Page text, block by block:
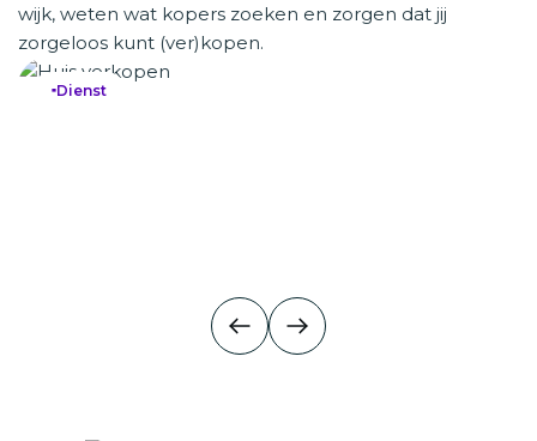
wijk, weten wat kopers zoeken en zorgen dat jij
zorgeloos kunt (ver)kopen.
Dienst